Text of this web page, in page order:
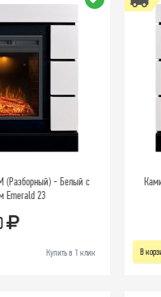
(Разборный) - Белый с
Emerald 23
Купить в 1 клик В